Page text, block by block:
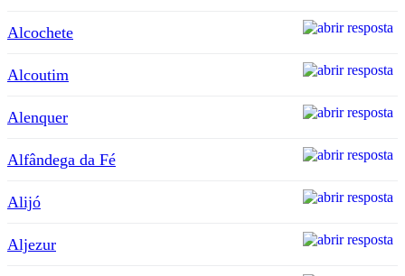
Alcochete
Alcoutim
Alenquer
Alfândega da Fé
Alijó
Aljezur